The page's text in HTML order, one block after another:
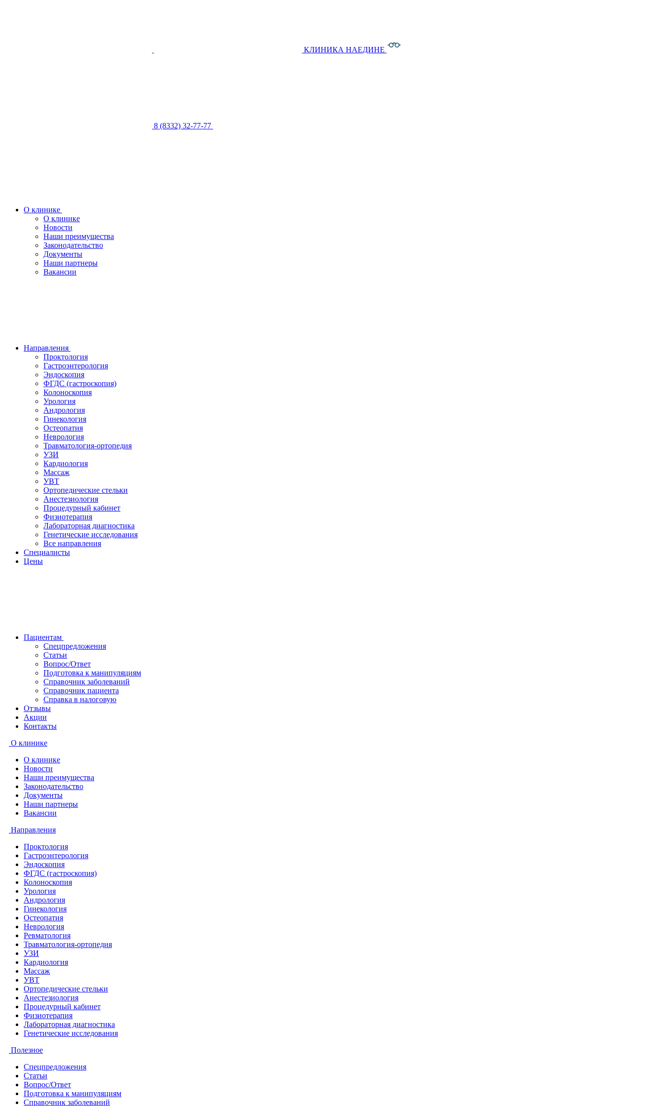
КЛИНИКА НАЕДИНЕ
8 (8332) 32-77-77
О клинике
О клинике
Новости
Наши преимущества
Законодательство
Документы
Наши партнеры
Вакансии
Направления
Проктология
Гастроэнтерология
Эндоскопия
ФГДС (гастроскопия)
Колоноскопия
Урология
Андрология
Гинекология
Остеопатия
Неврология
Травматология-ортопедия
УЗИ
Кардиология
Массаж
УВТ
Ортопедические стельки
Анестезиология
Процедурный кабинет
Физиотерапия
Лабораторная диагностика
Генетические исследования
Все направления
Специалисты
Цены
Пациентам
Спецпредложения
Статьи
Вопрос/Ответ
Подготовка к манипуляциям
Справочник заболеваний
Справочник пациента
Справка в налоговую
Отзывы
Акции
Контакты
О клинике
О клинике
Новости
Наши преимущества
Законодательство
Документы
Наши партнеры
Вакансии
Направления
Проктология
Гастроэнтерология
Эндоскопия
ФГДС (гастроскопия)
Колоноскопия
Урология
Андрология
Гинекология
Остеопатия
Неврология
Ревматология
Травматология-ортопедия
УЗИ
Кардиология
Массаж
УВТ
Ортопедические стельки
Анестезиология
Процедурный кабинет
Физиотерапия
Лабораторная диагностика
Генетические исследования
Полезное
Спецпредложения
Статьи
Вопрос/Ответ
Подготовка к манипуляциям
Справочник заболеваний